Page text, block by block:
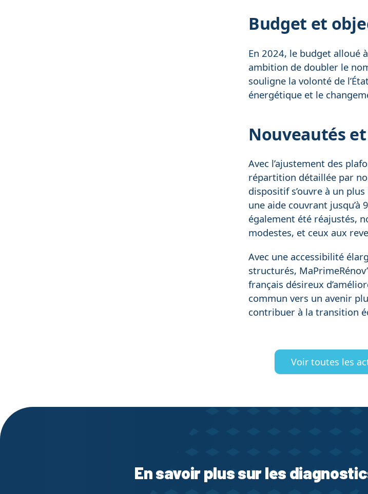
Budget et
En 2024, le budget alloué
ambition de doubler le
souligne la volonté de
énergétique et le
Nouveautés
Avec l’ajustement des
répartition détaillée par
dispositif s’ouvre à un
une aide couvrant jusqu’à
également été réajustés,
modestes, et ceux aux
Avec une accessibilité
structurés,
français désireux
commun vers un avenir
contribuer à la transition
Voir toutes les
En savoir plus sur les